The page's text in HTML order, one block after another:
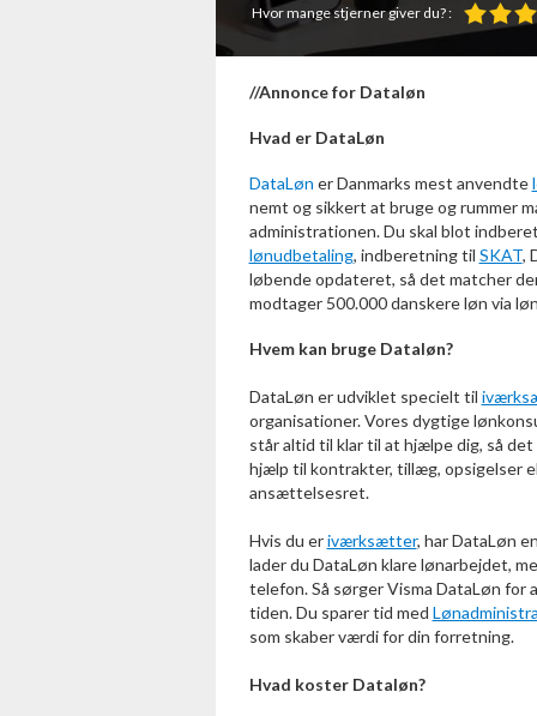
Hvor mange stjerner giver du? :
//Annonce for Dataløn
Hvad er DataLøn
DataLøn er Danmarks mest anvendte
nemt og sikkert at bruge og rummer
administrationen. Du skal blot
lønudbetaling, indberetning til SKAT,
løbende opdateret, så det matcher
modtager 500.000 danskere løn via
Hvem kan bruge Dataløn?
DataLøn er udviklet specielt til
organisationer. Vores dygtige
står altid til klar til at hjælpe dig, så
hjælp til kontrakter, tillæg, opsigelser
ansættelsesret.
Hvis du eriværksætter, har DataLøn
lader du DataLøn klare lønarbejdet,
telefon. Så sørger Visma DataLøn
tiden. Du sparer tid med
som skaber værdi for din forretning.
Hvad koster Dataløn?